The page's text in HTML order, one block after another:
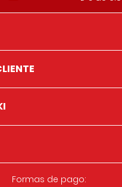
Formas de pago: